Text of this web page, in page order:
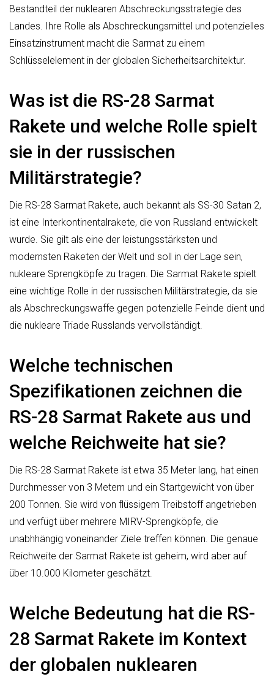
Bestandteil der nuklearen Abschreckungsstrategie des
Landes. Ihre Rolle als Abschreckungsmittel und potenzielles
Einsatzinstrument macht die Sarmat zu einem
Schlüsselelement in der globalen Sicherheitsarchitektur.
Was ist die RS-28 Sarmat
Rakete und welche Rolle spielt
sie in der russischen
Militärstrategie?
Die RS-28 Sarmat Rakete, auch bekannt als SS-30 Satan 2,
ist eine Interkontinentalrakete, die von Russland entwickelt
wurde. Sie gilt als eine der leistungsstärksten und
modernsten Raketen der Welt und soll in der Lage sein,
nukleare Sprengköpfe zu tragen. Die Sarmat Rakete spielt
eine wichtige Rolle in der russischen Militärstrategie, da sie
als Abschreckungswaffe gegen potenzielle Feinde dient und
die nukleare Triade Russlands vervollständigt.
Welche technischen
Spezifikationen zeichnen die
RS-28 Sarmat Rakete aus und
welche Reichweite hat sie?
Die RS-28 Sarmat Rakete ist etwa 35 Meter lang, hat einen
Durchmesser von 3 Metern und ein Startgewicht von über
200 Tonnen. Sie wird von flüssigem Treibstoff angetrieben
und verfügt über mehrere MIRV-Sprengköpfe, die
unabhhängig voneinander Ziele treffen können. Die genaue
Reichweite der Sarmat Rakete ist geheim, wird aber auf
über 10.000 Kilometer geschätzt.
Welche Bedeutung hat die RS-
28 Sarmat Rakete im Kontext
der globalen nuklearen